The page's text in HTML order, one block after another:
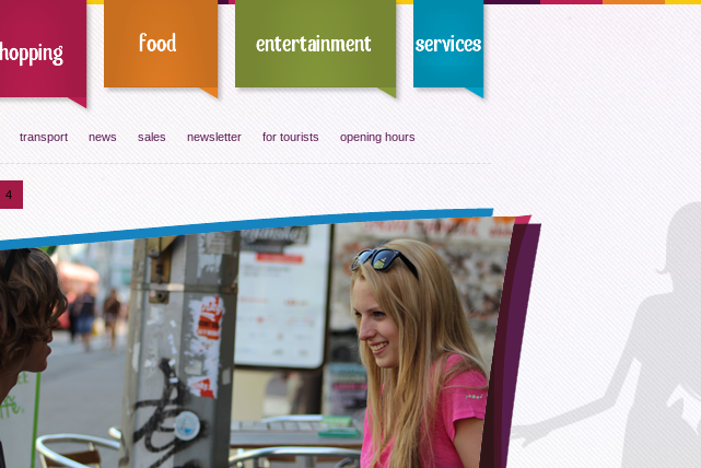
transport news sales newsletter for tourists opening hours
4